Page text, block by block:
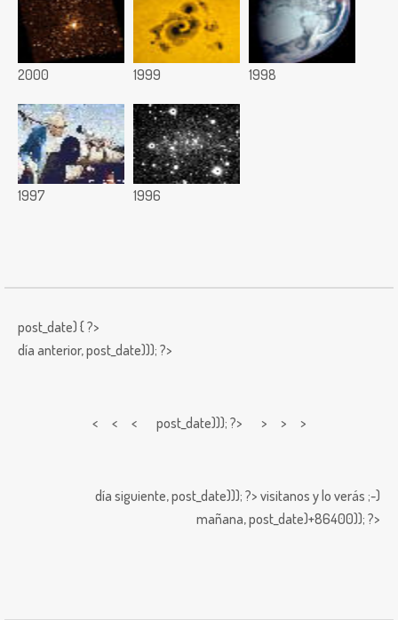
2000 1999 1998
1997 1996
post_date) { ?>
día anterior,post_date))); ?>
< < < post_date))); ?> > > >
día siguiente,post_date))); ?> visitanos y lo verás ;-)
mañana,post_date)+86400)); ?>